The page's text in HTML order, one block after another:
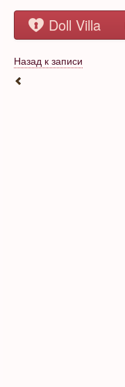
Doll Villa
Назад к записи